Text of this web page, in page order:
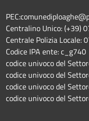
Centralino Unico: (+39)
Centrale Polizia
Codice IPA ente: c_g740
codice univoco del
codice univoco del
codice univoco del
codice univoco del